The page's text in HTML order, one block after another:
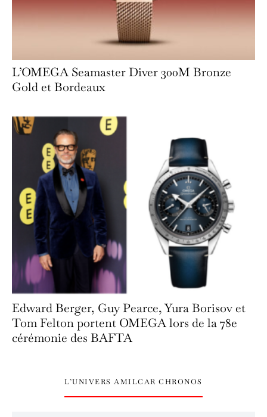
L’OMEGA Seamaster Diver 300M Bronze
Gold et Bordeaux
Edward Berger, Guy Pearce, Yura Borisov et
Tom Felton portent OMEGA lors de la 78e
cérémonie des BAFTA
L’UNIVERS AMILCAR CHRONOS